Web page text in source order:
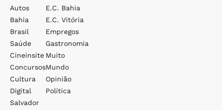
Autos
Bahia
Brasil
Saúde
Cineinsite
Concursos
Cultura
Digital
Salvador
E.c. Bahia
E.c. Vitória
Empregos
Gastronomia
Muito
Mundo
Opinião
Política